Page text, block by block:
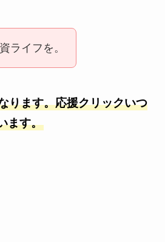
ライフを。
ります。応援クリックいつ
ます。